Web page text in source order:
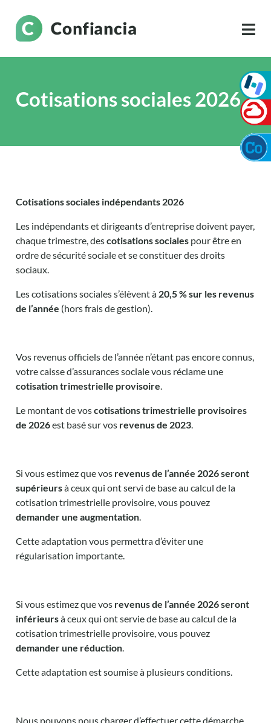
Cotisations sociales 2026
Cotisations sociales indépendants 2026
Les indépendants et dirigeants d’entreprise doivent payer,
chaque trimestre, descotisations sociales pour être en
ordre de sécurité sociale et se constituer des droits
sociaux.
Les cotisations sociales s’élèvent à 20,5 % sur les revenus
de l’année (hors frais de gestion).
Vos revenus officiels de l’année n’étant pas encore connus,
votre caisse d’assurances sociale vous réclame une
cotisation trimestrielle provisoire.
Le montant de voscotisations trimestrielle provisoires
de 2026est basé sur vos revenus de 2023.
Si vous estimez que vos revenus de l’année 2026 seront
supérieursà ceux qui ont servi de base au calcul de la
cotisation trimestrielle provisoire, vous pouvez
demander une augmentation.
Cette adaptation vous permettra d’éviter une
régularisation importante.
Si vous estimez que vos revenus de l’année 2026 seront
inférieursà ceux qui ont servie de base au calcul de la
cotisation trimestrielle provisoire, vous pouvez
demander une réduction.
Cette adaptation est soumise à plusieurs conditions.
Nous pouvons nous charger d’effectuer cette démarche